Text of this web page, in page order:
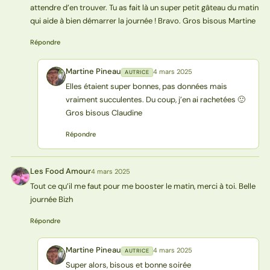
attendre d’en trouver. Tu as fait là un super petit gâteau du matin
qui aide à bien démarrer la journée ! Bravo. Gros bisous Martine
Répondre
MP Martine Pineau AUTRICE 4 mars 2025
Elles étaient super bonnes, pas données mais
vraiment succulentes. Du coup, j’en ai rachetées 🙂
Gros bisous Claudine
Répondre
LA Les Food Amour4 mars 2025
Tout ce qu’il me faut pour me booster le matin, merci à toi. Belle
journée Bizh
Répondre
MP Martine Pineau AUTRICE 4 mars 2025
Super alors, bisous et bonne soirée